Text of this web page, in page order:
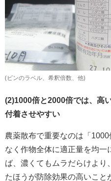
(ビンのラベル、希釈倍数、他)
(2)1000倍と2000倍では、高
付着させやすい
農薬散布で重要なのは「
なく作物全体に適正量を均一
ば、濃くてもムラだらけより
たほうが防除効果の高いこと